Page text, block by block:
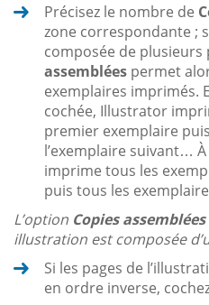
Précisez le nombre de
zone correspondante ;
composée de plusieurs
assemblées permet
exemplaires imprimés.
cochée, Illustrator
premier exemplaire
l’exemplaire suivant…
imprime tous les
puis tous les
L’option Copies assemblées
illustration est composée
Si les pages de
en ordre inverse,